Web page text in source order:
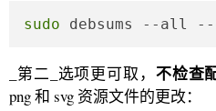
sudo debsums --all
_第二_选项更可取， 不检查
png 和 svg 资源文件的更改：